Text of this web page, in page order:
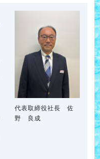
代表取締役社長 佐
野 良成